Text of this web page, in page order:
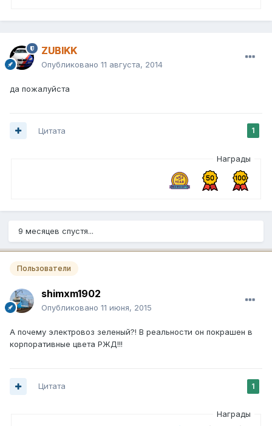
ZUBIKK
Опубликовано 11 августа, 2014
да пожалуйста
1
Цитата
Награды
9 месяцев спустя...
Пользователи
shimxm1902
Опубликовано 11 июня, 2015
А почему электровоз зеленый?! В реальности он покрашен в
корпоративные цвета РЖД!!!
1
Цитата
Награды